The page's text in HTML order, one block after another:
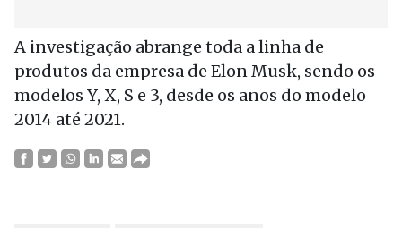
A investigação abrange toda a linha de
produtos da empresa de Elon Musk, sendo os
modelos Y, X, S e 3, desde os anos do modelo
2014 até 2021.